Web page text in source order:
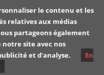
de
le contenu et les
relatives aux médias
partageons également
site avec nos
et d'analyse.
En